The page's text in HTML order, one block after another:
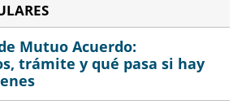
Mutuo Acuerdo:
trámite y qué pasa si hay